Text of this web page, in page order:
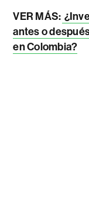
VER MÁS:
antes o
en Colombia?